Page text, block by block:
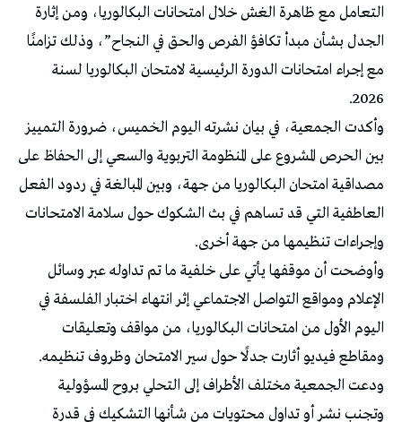
التعامل مع ظاهرة الغش خلال امتحانات البكالوريا، ومن إثارة
الجدل بشأن مبدأ تكافؤ الفرص والحق في النجاح”، وذلك تزامنًا
مع إجراء امتحانات الدورة الرئيسية لامتحان البكالوريا لسنة
2026.
وأكدت الجمعية، في بيان نشرته اليوم الخميس، ضرورة التمييز
بين الحرص المشروع على المنظومة التربوية والسعي إلى الحفاظ على
مصداقية امتحان البكالوريا من جهة، وبين المبالغة في ردود الفعل
العاطفية التي قد تساهم في بث الشكوك حول سلامة الامتحانات
وإجراءات تنظيمها من جهة أخرى.
وأوضحت أن موقفها يأتي على خلفية ما تم تداوله عبر وسائل
الإعلام ومواقع التواصل الاجتماعي إثر انتهاء اختبار الفلسفة في
اليوم الأول من امتحانات البكالوريا، من مواقف وتعليقات
ومقاطع فيديو أثارت جدلًا حول سير الامتحان وظروف تنظيمه.
ودعت الجمعية مختلف الأطراف إلى التحلي بروح المسؤولية
وتجنب نشر أو تداول محتويات من شأنها التشكيك في قدرة